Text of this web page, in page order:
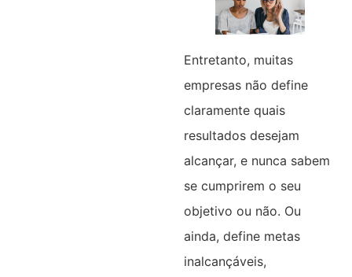
Entretanto, muitas
empresas não define
claramente quais
resultados desejam
alcançar, e nunca sabem
se cumprirem o seu
objetivo ou não. Ou
ainda, define metas
inalcançáveis,